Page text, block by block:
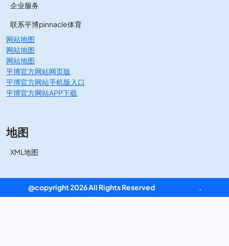
企业服务
联系平博pinnacle体育
网站地图
网站地图
网站地图
平博官方网站网页版
平博官方网站手机版入口
平博官方网站APP下载
地图
XML地图
@copyright 2026 All Rights Reserved .